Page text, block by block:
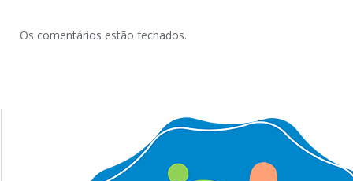
Os comentários estão fechados.